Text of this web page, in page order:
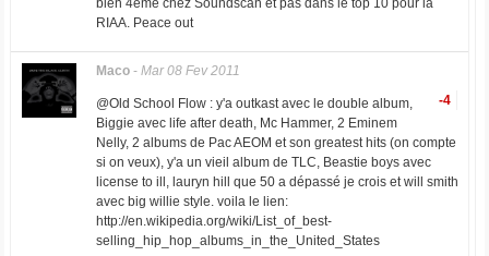
bien 4ème chez Soundscan et pas dans le top 10 pour la
RIAA. Peace out
Maco- Mar 08 Fev 2011
-4
@Old School Flow : y'a outkast avec le double album,
Biggie avec life after death, Mc Hammer, 2 Eminem
Nelly, 2 albums de Pac AEOM et son greatest hits (on compte
si on veux), y'a un vieil album de TLC, Beastie boys avec
license to ill, lauryn hill que 50 a dépassé je crois et will smith
avec big willie style. voila le lien:
http://en.wikipedia.org/wiki/List_of_best-
selling_hip_hop_albums_in_the_United_States